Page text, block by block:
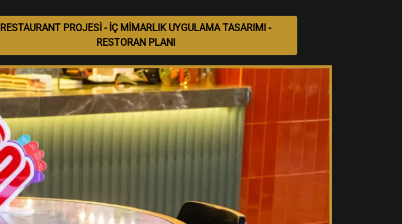
RESTAURANT PROJESİ - İÇ MİMARLIK UYGULAMA TASARIMI -
RESTORAN PLANI